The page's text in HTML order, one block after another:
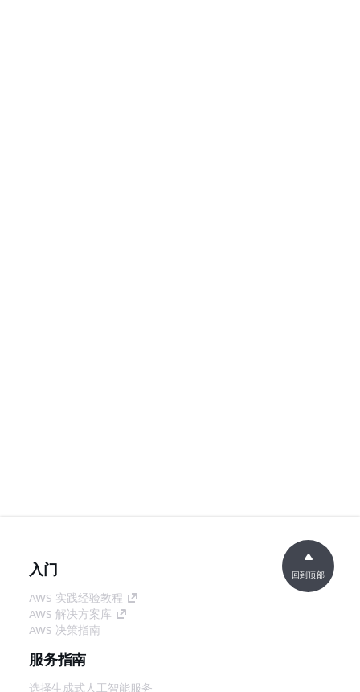
入门
AWS 实践经验教程
AWS 解决方案库
AWS 决策指南
服务指南
选择生成式人工智能服务
回到顶部